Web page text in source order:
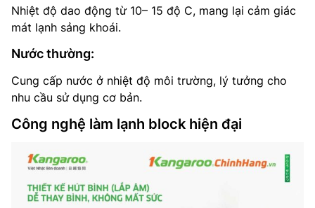
Nhiệt độ dao động từ 10– 15 độ C, mang lại cảm giác
mát lạnh sảng khoái.
Nước thường:
Cung cấp nước ở nhiệt độ môi trường, lý tưởng cho
nhu cầu sử dụng cơ bản.
Công nghệ làm lạnh block hiện đại